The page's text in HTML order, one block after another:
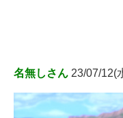
名無しさん 23/07/12(